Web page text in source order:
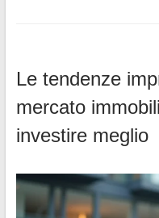
Le tendenze
mercato
investire meglio